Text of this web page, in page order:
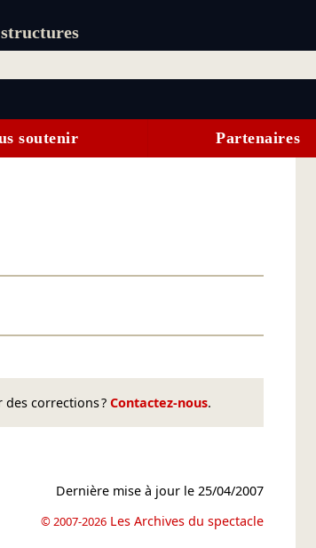
structures
soutenir Partenaires
corrections ? Contactez-nous.
Dernière mise à jour le25/04/2007
© 2007-2026 Les Archives du spectacle